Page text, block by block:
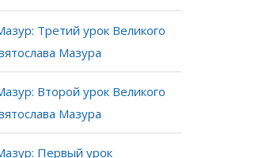
Третий урок Великого
Мазура
Второй урок Великого
Мазура
Первый урок